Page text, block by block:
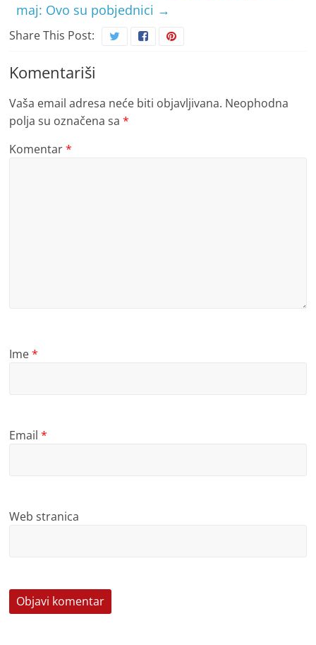
maj: Ovo su pobjednici →
Share This Post:
Komentariši
Vaša email adresa neće biti objavljivana. Neophodna
polja su označena sa*
Komentar*
Ime*
Email*
Web stranica